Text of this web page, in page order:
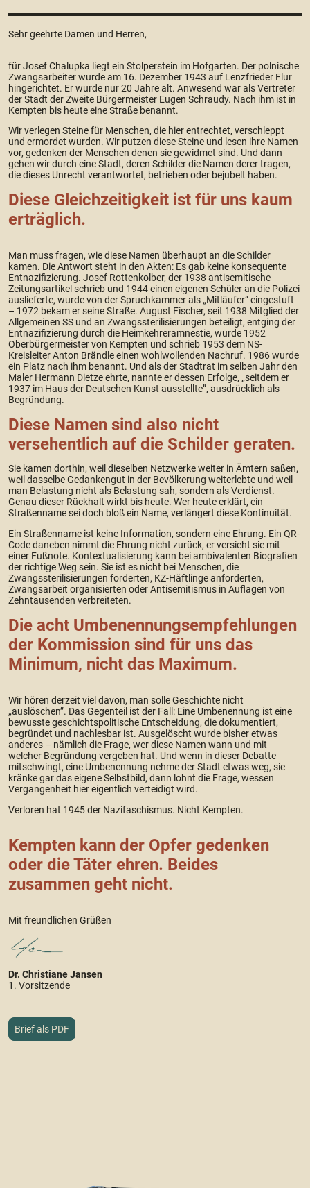
Sehr geehrte Damen und Herren,
für Josef Chalupka liegt ein Stolperstein im Hofgarten. Der polnische
Zwangsarbeiter wurde am 16. Dezember 1943 auf Lenzfrieder Flur
hingerichtet. Er wurde nur 20 Jahre alt. Anwesend war als Vertreter
der Stadt der Zweite Bürgermeister Eugen Schraudy. Nach ihm ist in
Kempten bis heute eine Straße benannt.
Wir verlegen Steine für Menschen, die hier entrechtet, verschleppt
und ermordet wurden. Wir putzen diese Steine und lesen ihre Namen
vor, gedenken der Menschen denen sie gewidmet sind. Und dann
gehen wir durch eine Stadt, deren Schilder die Namen derer tragen,
die dieses Unrecht verantwortet, betrieben oder bejubelt haben.
Diese Gleichzeitigkeit ist für uns kaum
erträglich.
Man muss fragen, wie diese Namen überhaupt an die Schilder
kamen. Die Antwort steht in den Akten: Es gab keine konsequente
Entnazifizierung. Josef Rottenkolber, der 1938 antisemitische
Zeitungsartikel schrieb und 1944 einen eigenen Schüler an die Polizei
auslieferte, wurde von der Spruchkammer als „Mitläufer” eingestuft
– 1972 bekam er seine Straße. August Fischer, seit 1938 Mitglied der
Allgemeinen SS und an Zwangssterilisierungen beteiligt, entging der
Entnazifizierung durch die Heimkehreramnestie, wurde 1952
Oberbürgermeister von Kempten und schrieb 1953 dem NS-
Kreisleiter Anton Brändle einen wohlwollenden Nachruf. 1986 wurde
ein Platz nach ihm benannt. Und als der Stadtrat im selben Jahr den
Maler Hermann Dietze ehrte, nannte er dessen Erfolge, „seitdem er
1937 im Haus der Deutschen Kunst ausstellte”, ausdrücklich als
Begründung.
Diese Namen sind also nicht
versehentlich auf die Schilder geraten.
Sie kamen dorthin, weil dieselben Netzwerke weiter in Ämtern saßen,
weil dasselbe Gedankengut in der Bevölkerung weiterlebte und weil
man Belastung nicht als Belastung sah, sondern als Verdienst.
Genau dieser Rückhalt wirkt bis heute. Wer heute erklärt, ein
Straßenname sei doch bloß ein Name, verlängert diese Kontinuität.
Ein Straßenname ist keine Information, sondern eine Ehrung. Ein QR-
Code daneben nimmt die Ehrung nicht zurück, er versieht sie mit
einer Fußnote. Kontextualisierung kann bei ambivalenten Biografien
der richtige Weg sein. Sie ist es nicht bei Menschen, die
Zwangssterilisierungen forderten, KZ-Häftlinge anforderten,
Zwangsarbeit organisierten oder Antisemitismus in Auflagen von
Zehntausenden verbreiteten.
Die acht Umbenennungsempfehlungen
der Kommission sind für uns das
Minimum, nicht das Maximum.
Wir hören derzeit viel davon, man solle Geschichte nicht
„auslöschen”. Das Gegenteil ist der Fall: Eine Umbenennung ist eine
bewusste geschichtspolitische Entscheidung, die dokumentiert,
begründet und nachlesbar ist. Ausgelöscht wurde bisher etwas
anderes – nämlich die Frage, wer diese Namen wann und mit
welcher Begründung vergeben hat. Und wenn in dieser Debatte
mitschwingt, eine Umbenennung nehme der Stadt etwas weg, sie
kränke gar das eigene Selbstbild, dann lohnt die Frage, wessen
Vergangenheit hier eigentlich verteidigt wird.
Verloren hat 1945 der Nazifaschismus. Nicht Kempten.
Kempten kann der Opfer gedenken
oder die Täter ehren. Beides
zusammen geht nicht.
Mit freundlichen Grüßen
Dr. Christiane Jansen
1. Vorsitzende
Brief als PDF